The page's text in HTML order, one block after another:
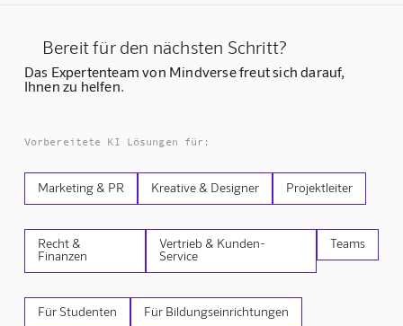
Bereit für den nächsten Schritt?
Das Expertenteam von Mindverse freut sich darauf,
Ihnen zu helfen.
Vorbereitete KI Lösungen für:
Marketing & PR Kreative & Designer Projektleiter
Recht &
Finanzen
Vertrieb & Kunden-
Service
Teams
Für Studenten Für Bildungseinrichtungen